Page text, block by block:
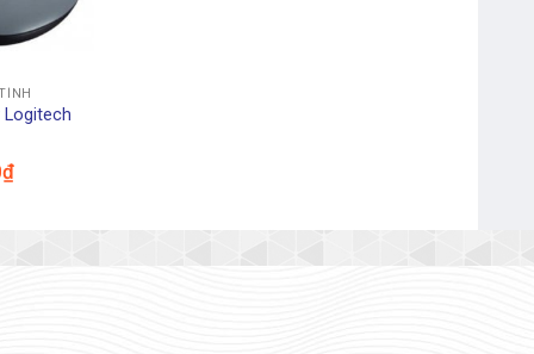
Logitech
₫
Chuột Máy Tính Rapoo N120